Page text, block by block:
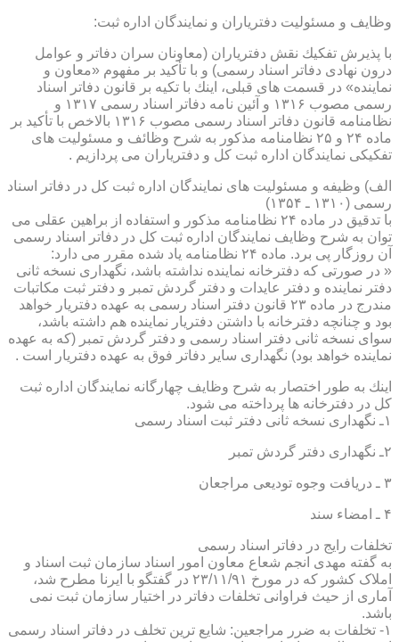
وظایف و مسئولیت دفتریاران و نمایندگان اداره ثبت:
با پذیرش تفكیك نقش دفتریاران (معاونان سران دفاتر و عوامل
درون نهادی دفاتر اسناد رسمی) و با تأكید بر مفهوم «معاون و
نماینده» در قسمت های قبلی، اینك با تكیه بر قانون دفاتر اسناد
رسمی مصوب ۱۳۱۶ و آئین نامه دفاتر اسناد رسمی ۱۳۱۷ و
نظامنامه قانون دفاتر اسناد رسمی مصوب ۱۳۱۶ بالاخص با تأكید بر
ماده ۲۴ و ۲۵ نظامنامه مذكور به شرح وظائف و مسئولیت های
تفكیكی نمایندگان اداره ثبت كل و دفتریاران می پردازیم .
الف) وظیفه و مسئولیت های نمایندگان اداره ثبت كل در دفاتر اسناد
رسمی (۱۳۱۰ ـ ۱۳۵۴)
با تدقیق در ماده ۲۴ نظامنامه مذكور و استفاده از براهین عقلی می
توان به شرح وظایف نمایندگان اداره ثبت كل در دفاتر اسناد رسمی
آن روزگار پی برد. ماده ۲۴ نظامنامه یاد شده مقرر می دارد:
« در صورتی كه دفترخانه نماینده نداشته باشد، نگهداری نسخه ثانی
دفتر نماینده و دفتر عایدات و دفتر گردش تمبر و دفتر ثبت مكاتبات
مندرج در ماده ۲۳ قانون دفتر اسناد رسمی به عهده دفتریار خواهد
بود و چنانچه دفترخانه با داشتن دفتریار نماینده هم داشته باشد،
سوای نسخه ثانی دفتر اسناد رسمی و دفتر گردش تمبر (كه به عهده
نماینده خواهد بود) نگهداری سایر دفاتر فوق به عهده دفتریار است .
اینك به طور اختصار به شرح وظایف چهارگانه نمایندگان اداره ثبت
كل در دفترخانه ها پرداخته می شود.
۱ـ نگهداری نسخه ثانی دفتر ثبت اسناد رسمی
۲ـ نگهداری دفتر گردش تمبر
۳ ـ دریافت وجوه تودیعی مراجعان
۴ ـ امضاء سند
تخلفات رایج در دفاتر اسناد رسمی
به گفته مهدی انجم شعاع معاون امور اسناد سازمان ثبت اسناد و
املاک کشور که در مورخ ۲۳/۱۱/۹۱ در گفتگو با ایرنا مطرح شد،
آماری از حیث فراوانی تخلفات دفاتر در اختیار سازمان ثبت نمی
باشد.
۱- تخلفات به ضرر مراجعین: شایع ترین تخلف در دفاتر اسناد رسمی